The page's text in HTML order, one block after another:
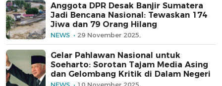
Anggota DPR Desak Banjir Sumatera
Jadi Bencana Nasional: Tewaskan 174
Jiwa dan 79 Orang Hilang
NEWS 29 November 2025,
Gelar Pahlawan Nasional untuk
Soeharto: Sorotan Tajam Media Asing
dan Gelombang Kritik di Dalam Negeri
NEWS 10 November 2025,